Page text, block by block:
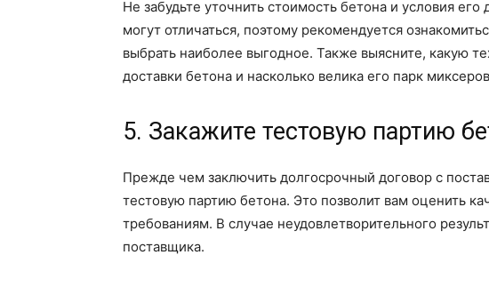
Не забудьте уточнить стоимость бетона и условия
могут отличаться, поэтому рекомендуется
выбрать наиболее выгодное. Также выясните, какую
доставки бетона и насколько велика его парк
5. Закажите тестовую партию
Прежде чем заключить долгосрочный договор с
тестовую партию бетона. Это позволит вам оценить
требованиям. В случае неудовлетворительного
поставщика.